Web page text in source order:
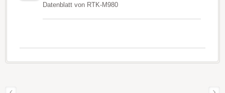
Datenblatt von RTK-M980